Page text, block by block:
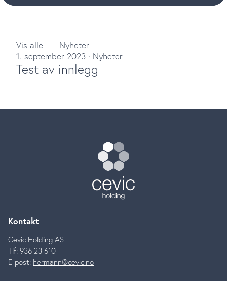
Vis alle
Nyheter
1. september 2023 · Nyheter
Test av innlegg
Kontakt
Cevic Holding AS
Tlf: 936 23 610
E-post: hermann@cevic.no